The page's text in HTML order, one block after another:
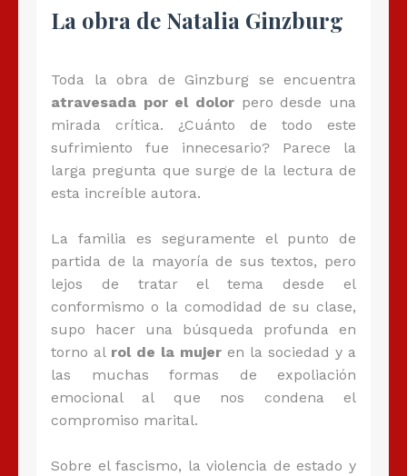
La obra de Natalia Ginzburg
Toda la obra de Ginzburg se encuentra
atravesada por el dolor pero desde una
mirada crítica. ¿Cuánto de todo este
sufrimiento fue innecesario? Parece la
larga pregunta que surge de la lectura de
esta increíble autora.
La familia es seguramente el punto de
partida de la mayoría de sus textos, pero
lejos de tratar el tema desde el
conformismo o la comodidad de su clase,
supo hacer una búsqueda profunda en
torno al rol de la mujer en la sociedad y a
las muchas formas de expoliación
emocional al que nos condena el
compromiso marital.
Sobre el fascismo, la violencia de estado y